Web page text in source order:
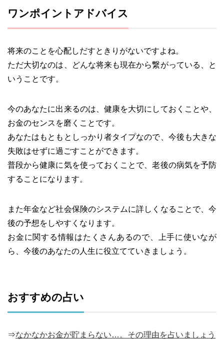
ワンポイントアドバイス
将来のことを心配しだすときりがないですよね。
ただ大切なのは、どんな将来も現在から繋がっている、と
いうことです。
今のあなたに出来るのは、健康を大切にしておくことや、
お金のセンスを磨くことです。
あなたはもともとしっかり者タイプなので、今後も大きな
失敗はせずに過ごすことができます。
普段から健康に気を使っておくことで、老後の病気を予防
することになります。
また年金など社会保険のシステムに詳しくなることで、今
後の予想をしやすくなります。
お金に関する情報はたくさんあるので、上手に使いなが
ら、今後のあなたの人生に役立てていきましょう。
おすすめの占い
⇒なかなかお金が貯まらない…。その理由を占いましょう